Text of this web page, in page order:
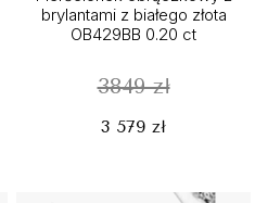
brylantami z białego złota
OB429BB 0.20 ct
3849 zł
3 579 zł